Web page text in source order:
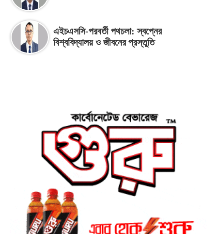
এইচএসসি-পরবর্তী পথচলা: স্বপ্নের
বিশ্ববিদ্যালয় ও জীবনের প্রস্তুতি